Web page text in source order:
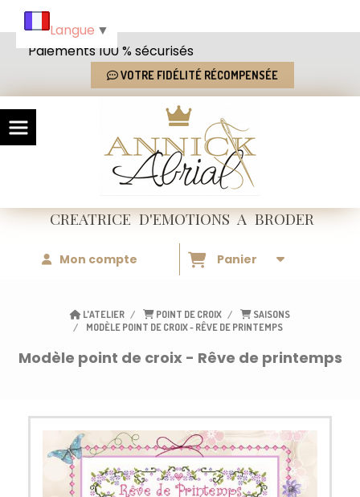
Paiements 100 % sécurisés
VOTRE FIDÉLITÉ RÉCOMPENSÉE
CREATRICED'EMOTIONSA BRODER
Mon compte Panier
L'ATELIER POINT DE CROIX
SAISONS
MODÈLE POINT DE CROIX - RÊVE DE PRINTEMPS
Modèle point de croix - Rêve de printemps
Langue ▼